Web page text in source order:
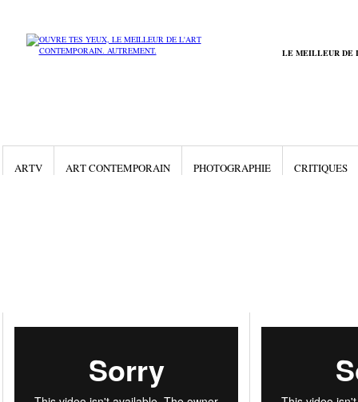
LE MEILLEUR DE
Gallery
ARTV ART CONTEMPORAIN PHOTOGRAPHIE CRITIQUES